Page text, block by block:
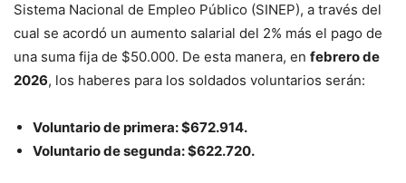
Sistema Nacional de Empleo Público (SINEP), a través del
cual se acordó un aumento salarial del 2% más el pago de
una suma fija de $50.000. De esta manera, en febrero de
2026, los haberes para los soldados voluntarios serán:
Voluntario de primera: $672.914.
Voluntario de segunda: $622.720.